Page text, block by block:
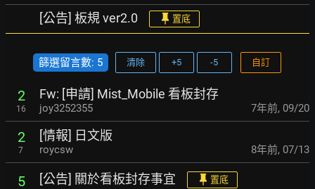
[公告] 板規 ver2.0 置底
篩選留言數: 5 清除 +5 -5 自訂
2
16
Fw: [申請] Mist_Mobile 看板封存
joy3252355 7年前, 09/20
2
7
[情報] 日文版
roycsw 8年前, 07/13
5 [公告] 關於看板封存事宜 置底